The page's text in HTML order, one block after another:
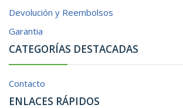
Devolución y Reembolsos
Garantia
CATEGORÍAS DESTACADAS
Contacto
ENLACES RÁPIDOS